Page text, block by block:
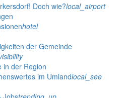
Doch wie?local_airport
hotel
der Gemeinde
in der Region
im Umlandlocal_see